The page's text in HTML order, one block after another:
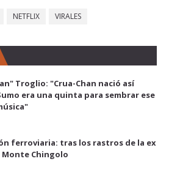
NETFLIX VIRALES
Troglio: "Crua-Chan nació así
era una quinta para sembrar ese
ferroviaria: tras los rastros de la ex
Chingolo